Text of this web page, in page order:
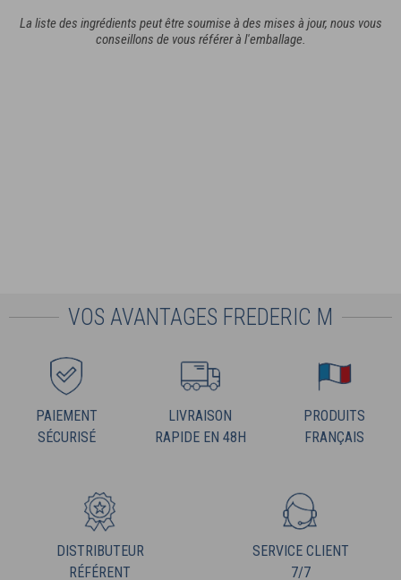
La liste des ingrédients peut être soumise à des mises à jour, nous vous
conseillons de vous référer à l'emballage.
VOS AVANTAGES FREDERIC M
PAIEMENT
SÉCURISÉ
LIVRAISON
RAPIDE EN 48H
PRODUITS
FRANÇAIS
DISTRIBUTEUR
RÉFÉRENT
SERVICE CLIENT
7/7